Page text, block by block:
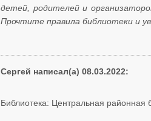
детей, родителей и
Прочтите правила библиотеки и
Сергей написал(а) 08.03.2022:
Библиотека: Центральная